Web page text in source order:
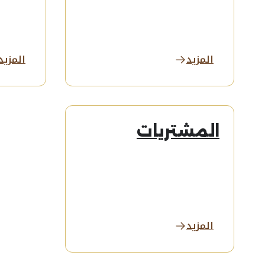
المزيد
المشتريات
المزيد